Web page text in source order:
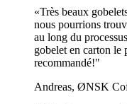
«Très beaux
nous pourrions
au long du
gobelet en carton le
recommandé!"
Andreas, ØNSK